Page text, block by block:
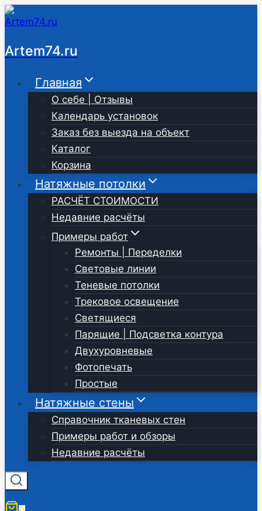
Перейти
к
содержимому
Artem74.ru
Главная
О себе | Отзывы
Календарь установок
Заказ без выезда на объект
Каталог
Корзина
Натяжные потолки
РАСЧЁТ СТОИМОСТИ
Недавние расчёты
Примеры работ
Ремонты | Переделки
Световые линии
Теневые потолки
Трековое освещение
Светящиеся
Парящие | Подсветка контура
Двухуровневые
Фотопечать
Простые
Натяжные стены
Справочник тканевых стен
Примеры работ и обзоры
Недавние расчёты